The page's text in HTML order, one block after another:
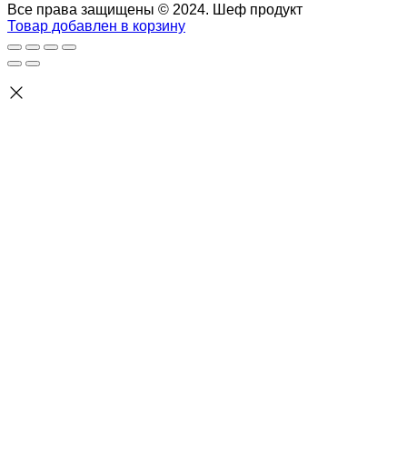
Все права защищены © 2024. Шеф продукт
Товар добавлен в корзину